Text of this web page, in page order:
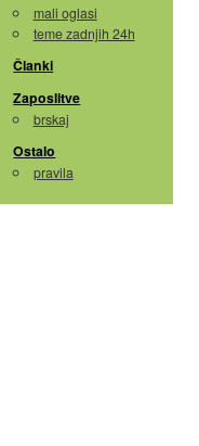
mali oglasi
teme zadnjih 24h
Članki
Zaposlitve
brskaj
Ostalo
pravila